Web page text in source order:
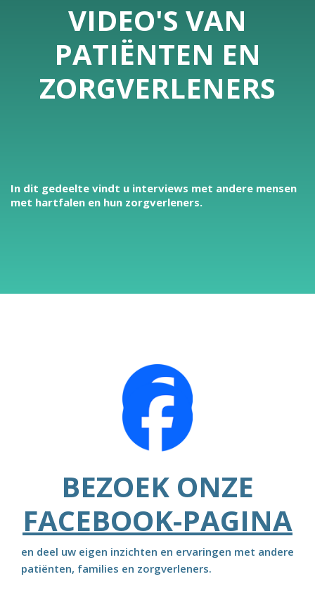
VIDEO'S VAN
PATIËNTEN EN
ZORGVERLENERS
In dit gedeelte vindt u interviews met andere mensen
met hartfalen en hun zorgverleners.
BEZOEK ONZE
FACEBOOK-PAGINA
en deel uw eigen inzichten en ervaringen met andere
patiënten, families en zorgverleners.